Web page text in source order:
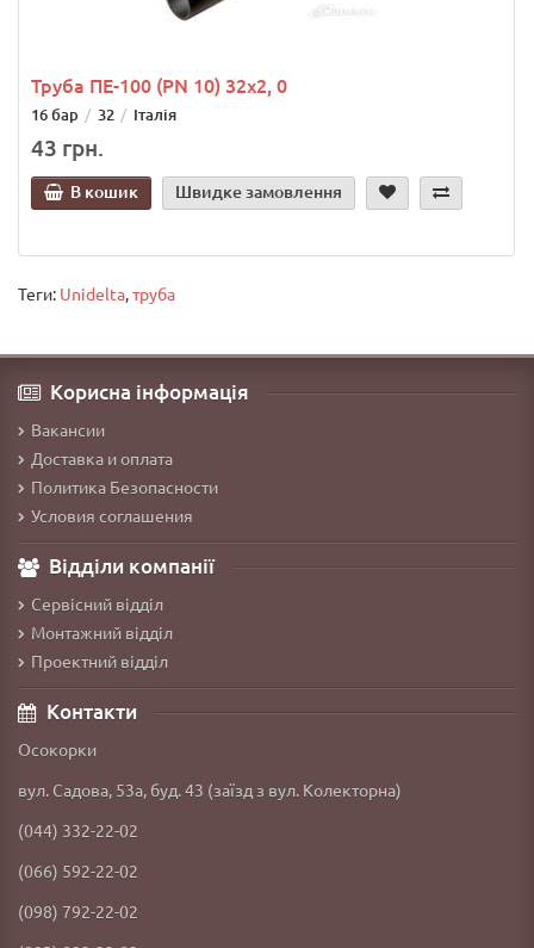
Труба ПЕ-100 (PN 10) 32х2, 0
16 бар 32 Італія
43 грн.
В кошик Швидке замовлення
Теги: Unidelta,труба
Корисна інформація
Вакансии
Доставка и оплата
Политика Безопасности
Условия соглашения
Відділи компанії
Сервісний відділ
Монтажний відділ
Проектний відділ
Контакти
Осокорки
вул. Садова, 53а, буд. 43 (заїзд з вул. Колекторна)
(044) 332-22-02
(066) 592-22-02
(098) 792-22-02